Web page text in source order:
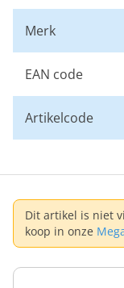
Merk
EAN code
Artikelcode
Dit artikel is niet
koop in onze